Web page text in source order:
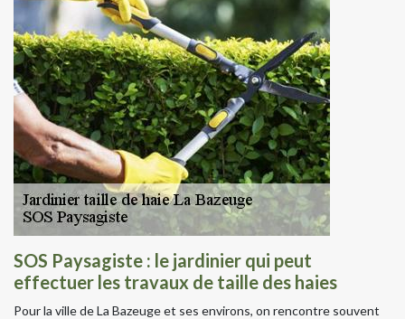
SOS Paysagiste : le jardinier qui peut
effectuer les travaux de taille des haies
Pour la ville de La Bazeuge et ses environs, on rencontre souvent